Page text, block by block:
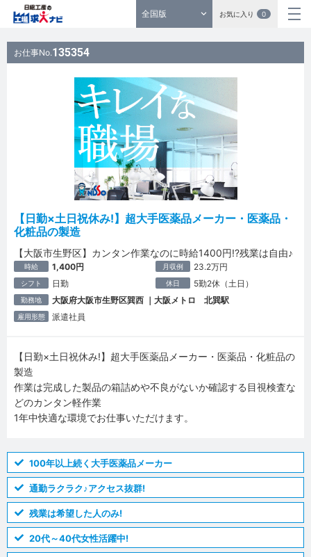
全国版 お気に入り 0
お仕事No.135354
【日勤×土日祝休み!】超大手医薬品メーカー・医薬品・
化粧品の製造
【大阪市生野区】カンタン作業なのに時給1400円!?残業は自由♪
時給 1,400円 月収例 23.2万円
シフト 日勤 休日 5勤2休（土日）
勤務地 大阪府大阪市生野区巽西 ｜大阪メトロ 北巽駅
雇用形態 派遣社員
【日勤×土日祝休み!】超大手医薬品メーカー・医薬品・化粧品の
製造
作業は完成した製品の箱詰めや不良がないか確認する目視検査な
どのカンタン軽作業
1年中快適な環境でお仕事いただけます。
100年以上続く大手医薬品メーカー
通勤ラクラク♪アクセス抜群!
残業は希望した人のみ!
20代～40代女性活躍中!